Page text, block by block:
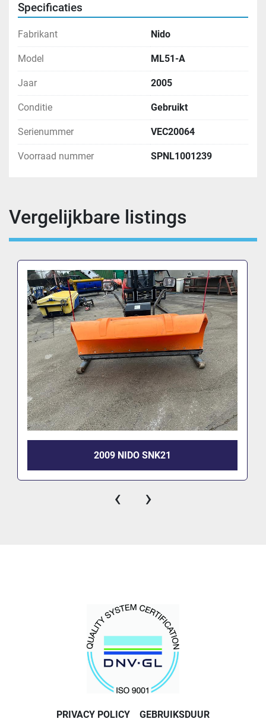
Specificaties
Fabrikant Nido
Model ML51-A
Jaar 2005
Conditie Gebruikt
Serienummer VEC20064
Voorraad nummer SPNL1001239
Vergelijkbare listings
2009 NIDO SNK21
‹ ›
PRIVACY POLICY GEBRUIKSDUUR